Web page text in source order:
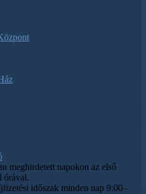
meghirdetett napokon az első
órával.
időszak minden nap 9:00–